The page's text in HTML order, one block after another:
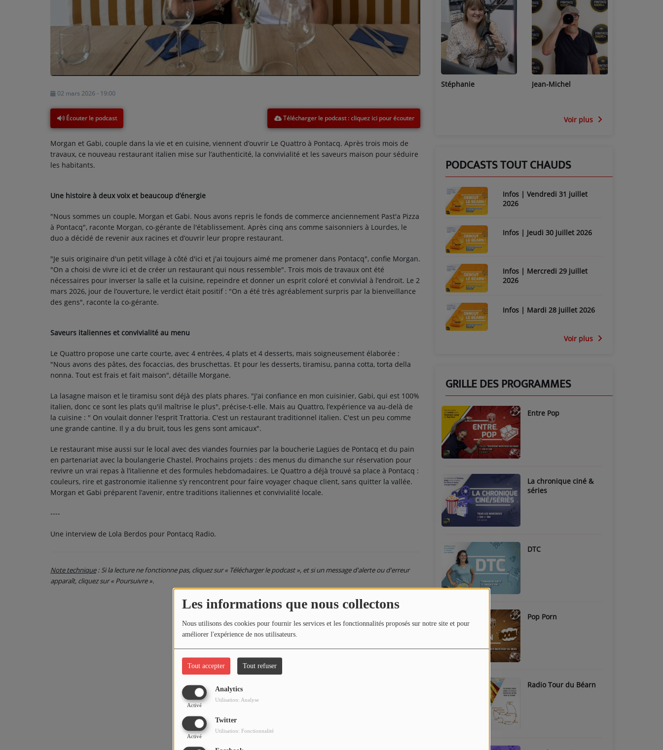
Les informations que nous collectons
Nous utilisons des cookies pour fournir les services et les fonctionnalités proposés sur notre site et pour
améliorer l'expérience de nos utilisateurs.
Tout accepter Tout refuser
Analytics
Activé
Utilisation: Analyse
Twitter
Activé
Utilisation: Fonctionnalité
ÉDUCATION AUX MÉDIAS ET À
L'INFORMATION
EN QUOI ÇA CONSISTE ?
RECRUTEMENT
L'ŒIL DE L'OIE | PRÉSENTATION
VIDÉOS | JEUX
PARTENAIRES
02 mars 2026 - 19:00
Écouter le podcast Télécharger le podcast
Morgan et Gabi, couple dans la vie et en cuisine, viennent d’ouvrir Le Quattro à Pontacq. Après trois mois de
travaux, ce nouveau restaurant italien mise sur l’authenticité, la convivialité et les saveurs maison pour séduire
les habitants.
Une histoire à deux voix et beaucoup d’énergie
"Nous sommes un couple, Morgan et Gabi. Nous avons repris le fonds de commerce anciennement Past'a Pizza
à Pontacq", raconte Morgan, co-gérante de l'établissement. Après cinq ans comme saisonniers à Lourdes, le
duo a décidé de revenir aux racines et d’ouvrir leur propre restaurant.
"Je suis originaire d'un petit village à côté d'ici et j'ai toujours aimé me promener dans Pontacq", confie Morgan.
"On a choisi de vivre ici et de créer un restaurant qui nous ressemble". Trois mois de travaux ont été
nécessaires pour inverser la salle et la cuisine, repeindre et donner un esprit coloré et convivial à l’endroit. Le 2
mars 2026, jour de l’ouverture, le verdict était positif : "On a été très agréablement surpris par la bienveillance
des gens", raconte la co-gérante.
Saveurs italiennes et convivialité au menu
Le Quattro propose une carte courte, avec 4 entrées, 4 plats et 4 desserts, mais soigneusement élaborée :
"Nous avons des pâtes, des focaccias, des bruschettas. Et pour les desserts, tiramisu, panna cotta, torta della
nonna. Tout est frais et fait maison", détaille Morgane.
La lasagne maison et le tiramisu sont déjà des plats phares. "J'ai confiance en mon cuisinier, Gabi, qui est 100%
italien, donc ce sont les plats qu'il maîtrise le plus", précise-t-elle. Mais au Quattro, l’expérience va au-delà de
la cuisine : " On voulait donner l'esprit Trattoria. C'est un restaurant traditionnel italien. C'est un peu comme
une grande cantine. Il y a du bruit, tous les gens sont amicaux".
Le restaurant mise aussi sur le local avec des viandes fournies par la boucherie Lagües de Pontacq et du pain
en partenariat avec la boulangerie Chastel. Prochains projets : des menus du dimanche sur réservation pour
revivre un vrai repas à l’italienne et des formules hebdomadaires. Le Quattro a déjà trouvé sa place à Pontacq :
couleurs, rire et gastronomie italienne s’y rencontrent pour faire voyager chaque client, sans quitter la vallée.
Morgan et Gabi préparent l’avenir, entre traditions italiennes et convivialité locale.
----
Une interview de Lola Berdos pour Pontacq Radio.
Note technique: Si la lecture ne fonctionne pas, cliquez sur « Télécharger le podcast », et si un message d'alerte ou d'erreur
apparaît, cliquez sur « Poursuivre ».
Stéphanie Jean-Michel
Voir plus
PODCASTS TOUT CHAUDS
Infos | Vendredi 31 juillet
2026
Infos | Jeudi 30 juillet 2026
Infos | Mercredi 29 juillet
2026
Infos | Mardi 28 juillet 2026
Voir plus
GRILLE DES PROGRAMMES
Entre Pop
La chronique ciné &
séries
DTC
Pop Porn
Radio Tour du Béarn